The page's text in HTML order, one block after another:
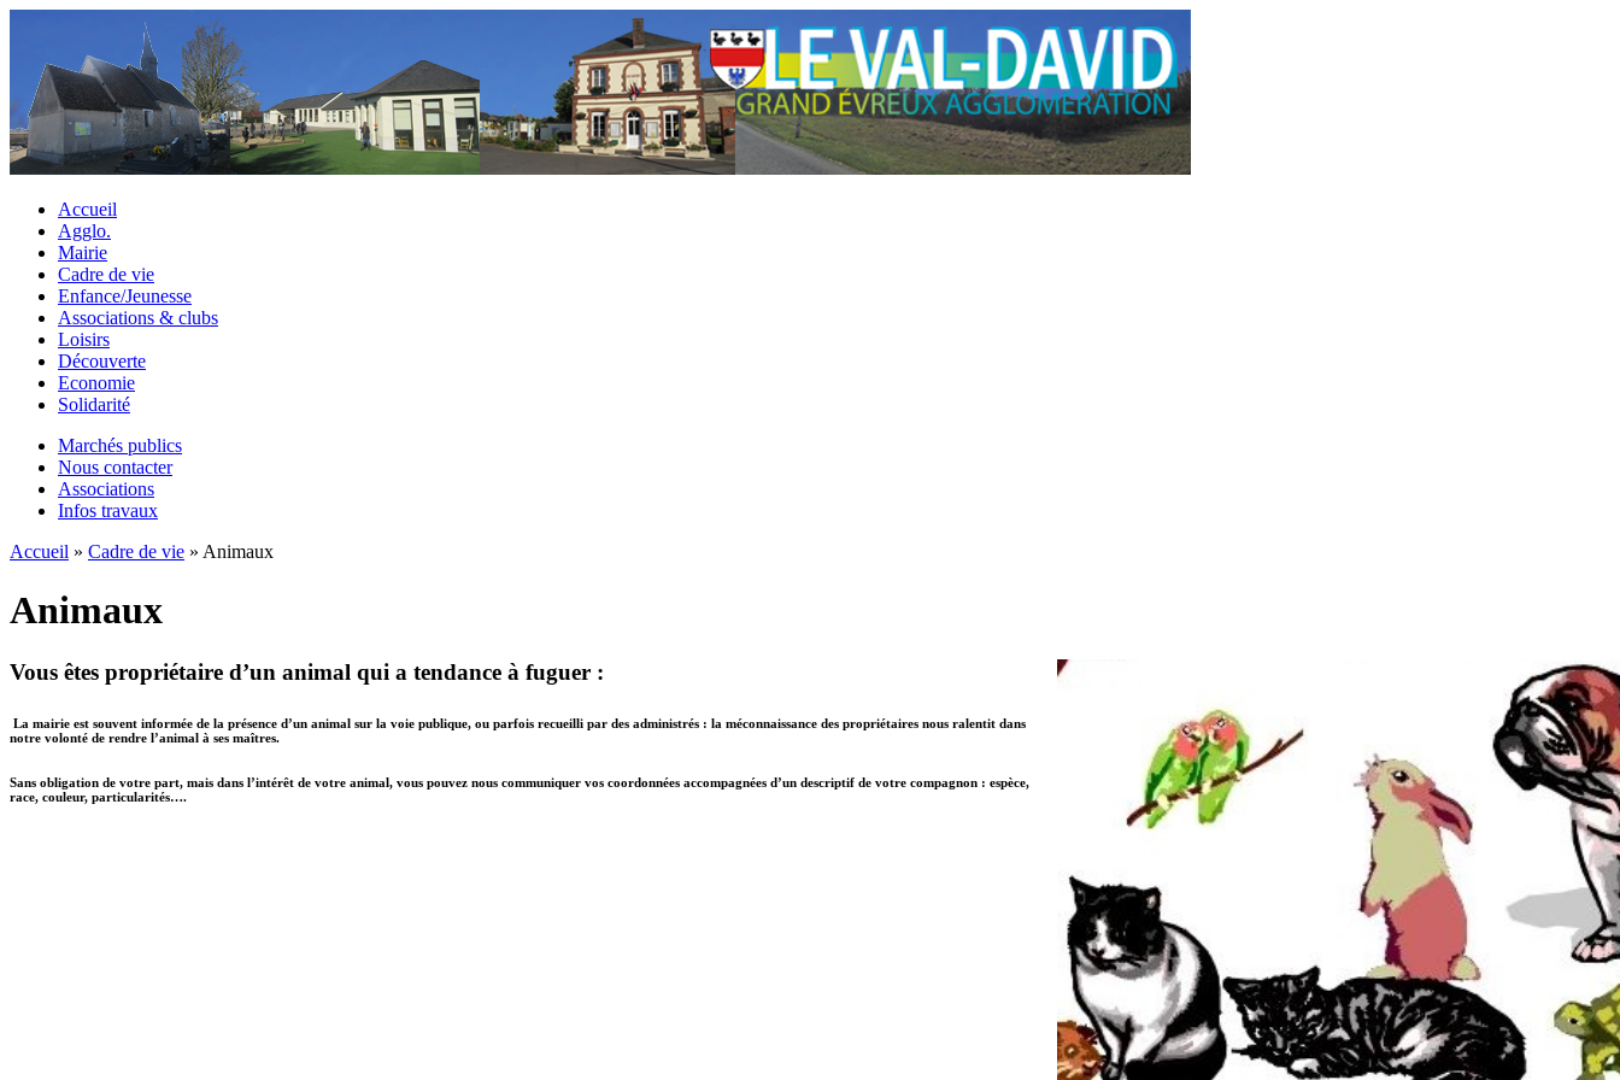
Accueil
Agglo.
Mairie
Cadre de vie
Enfance/Jeunesse
Associations & clubs
Loisirs
Découverte
Economie
Solidarité
Marchés publics
Nous contacter
Associations
Infos travaux
Accueil » Cadre de vie » Animaux
Animaux
Vous êtes propriétaire d’un animal qui a tendance à fuguer :
La mairie est souvent informée de la présence d’un animal sur la voie publique, ou parfois recueilli par des administrés : la méconnaissance des propriétaires nous ralentit dans
notre volonté de rendre l’animal à ses maîtres.
Sans obligation de votre part, mais dans l’intérêt de votre animal, vous pouvez nous communiquer vos coordonnées accompagnées d’un descriptif de votre compagnon : espèce,
race, couleur, particularités….